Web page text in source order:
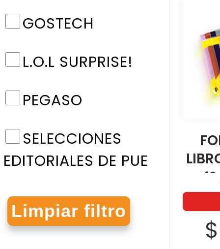
GOSTECH
L.O.L SURPRISE!
PEGASO
SELECCIONES
EDITORIALES DE PUE
TRILLAS, EDITORIAL